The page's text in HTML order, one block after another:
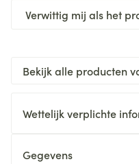
Verwittig mij als het
Bekijk alle producten
Wettelijk verplichte
Gegevens